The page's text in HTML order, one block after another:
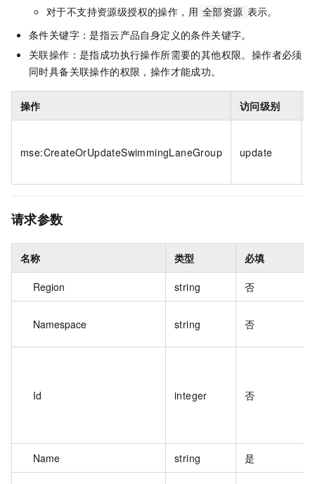
对于不支持资源级授权的操作，用 全部资源 表示。
条件关键字：是指云产品自身定义的条件关键字。
关联操作：是指成功执行操作所需要的其他权限。操作者必须
同时具备关联操作的权限，操作才能成功。
操作 访问级别
mse:CreateOrUpdateSwimmingLaneGroup update
请求参数
名称 类型 必填
Region string 否
Namespace string 否
Id integer 否
Name string 是